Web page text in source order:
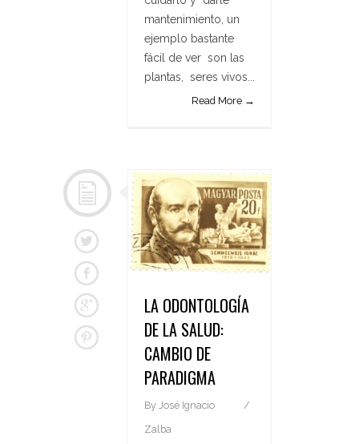
mantenimiento, un
ejemplo bastante
fácil de ver son las
plantas, seres vivos...
Read More →
LA ODONTOLOGÍA
DE LA SALUD:
CAMBIO DE
PARADIGMA
By José Ignacio
Zalba